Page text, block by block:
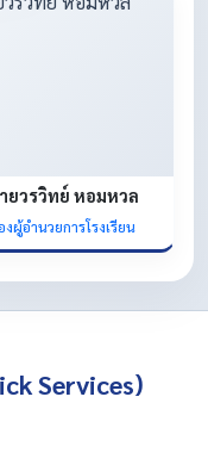
ยวรวิทย์ หอมหวล
งผู้อำนวยการโรงเรียน
Services)